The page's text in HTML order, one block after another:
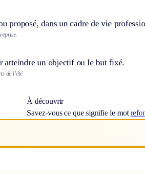
proposé, dans un cadre de vie
atteindre un objectif ou le but fixé.
de l’été.
À découvrir
Savez-vous ce que signifie le mot